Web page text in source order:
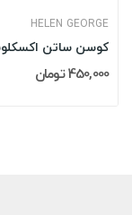
HELEN GEORGE
450,000 تومان